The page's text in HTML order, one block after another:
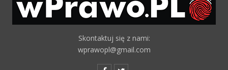
Skontaktuj się z nami:
wprawopl@gmail.com